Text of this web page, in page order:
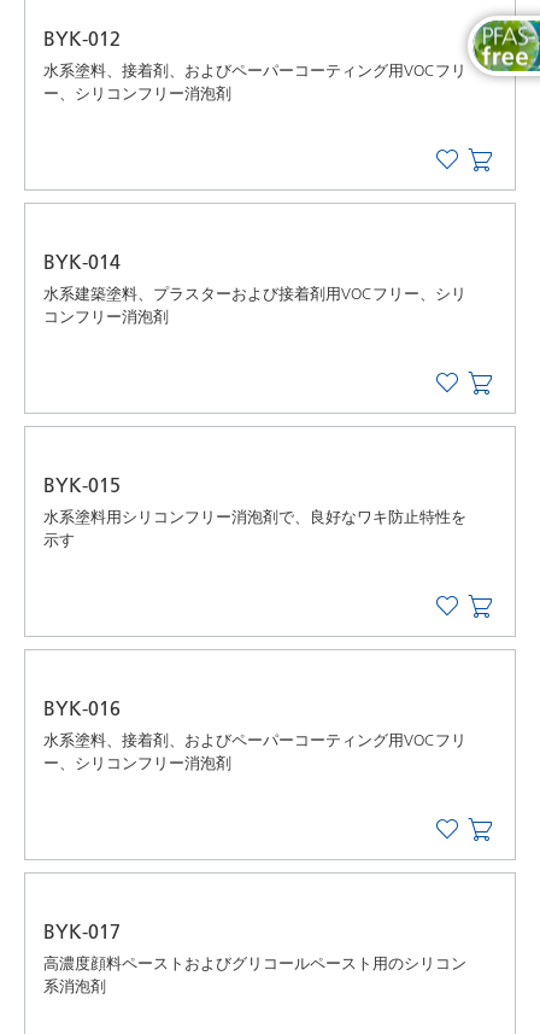
BYK-012
水系塗料、接着剤、およびペーパーコーティング用VOCフリ
ー、シリコンフリー消泡剤
BYK-014
水系建築塗料、プラスターおよび接着剤用VOCフリー、シリ
コンフリー消泡剤
BYK-015
水系塗料用シリコンフリー消泡剤で、良好なワキ防止特性を
示す
BYK-016
水系塗料、接着剤、およびペーパーコーティング用VOCフリ
ー、シリコンフリー消泡剤
BYK-017
高濃度顔料ペーストおよびグリコールペースト用のシリコン
系消泡剤